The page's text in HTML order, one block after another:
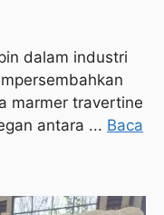
dalam industri
marmer travertine
antara ... Baca